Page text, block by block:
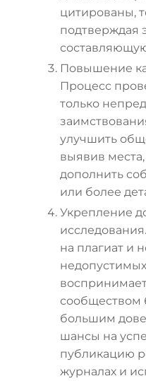
цитированы,
подтверждая
Повышение
Процесс
только
улучшить
выявив
дополнить
или более
Укрепление
на плагиат и
сообществом
большим
шансы на
публикацию
журналах и